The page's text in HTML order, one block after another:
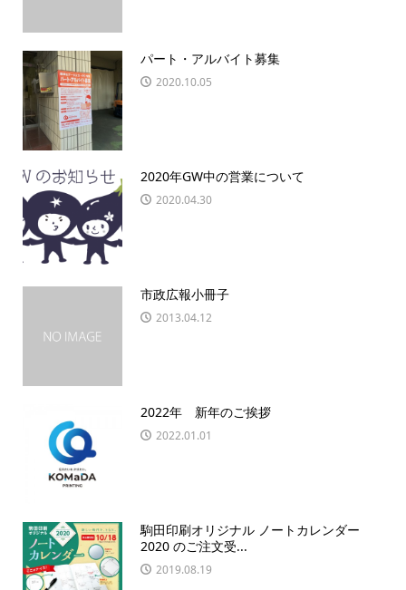
パート・アルバイト募集
2020.10.05
2020年GW中の営業について
2020.04.30
市政広報小冊子
2013.04.12
2022年 新年のご挨拶
2022.01.01
駒田印刷オリジナル ノートカレンダー
2020 のご注文受...
2019.08.19